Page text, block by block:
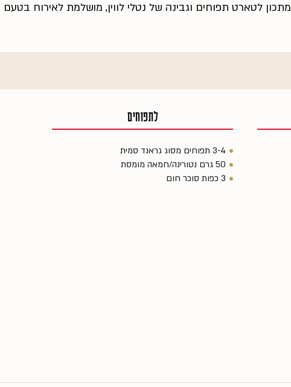
מתכון לטארט תפוחים וגבינה של נטלי לווין, מושלמת לאירוח בטעם
לתפוחים
3-4 תפוחים מסוג גראנד סמית
50 גרם נטורינה/חמאה מומסת
3 כפות סוכר חום